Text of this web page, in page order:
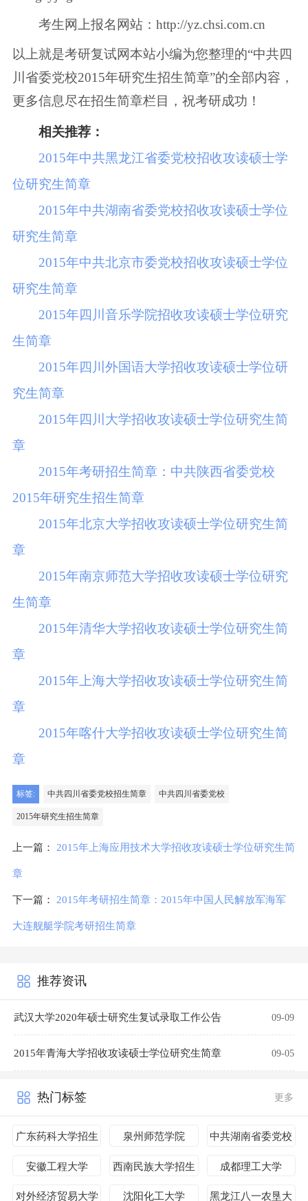
考生网上报名网站：http://yz.chsi.com.cn
以上就是考研复试网本站小编为您整理的“中共四
川省委党校2015年研究生招生简章”的全部内容，
更多信息尽在招生简章栏目，祝考研成功！
相关推荐：
2015年中共黑龙江省委党校招收攻读硕士学
位研究生简章
2015年中共湖南省委党校招收攻读硕士学位
研究生简章
2015年中共北京市委党校招收攻读硕士学位
研究生简章
2015年四川音乐学院招收攻读硕士学位研究
生简章
2015年四川外国语大学招收攻读硕士学位研
究生简章
2015年四川大学招收攻读硕士学位研究生简
章
2015年考研招生简章：中共陕西省委党校
2015年研究生招生简章
2015年北京大学招收攻读硕士学位研究生简
章
2015年南京师范大学招收攻读硕士学位研究
生简章
2015年清华大学招收攻读硕士学位研究生简
章
2015年上海大学招收攻读硕士学位研究生简
章
2015年喀什大学招收攻读硕士学位研究生简
章
标签: 中共四川省委党校招生简章 中共四川省委党校
2015年研究生招生简章
上一篇： 2015年上海应用技术大学招收攻读硕士学位研究生简
章
下一篇： 2015年考研招生简章：2015年中国人民解放军海军
大连舰艇学院考研招生简章
推荐资讯
武汉大学2020年硕士研究生复试录取工作公告 09-09
2015年青海大学招收攻读硕士学位研究生简章 09-05
热门标签 更多
广东药科大学招生
泉州师范学院 中共湖南省委党校
安徽工程大学
西南民族大学招生
成都理工大学
对外经济贸易大学 沈阳化工大学 黑龙江八一农垦大